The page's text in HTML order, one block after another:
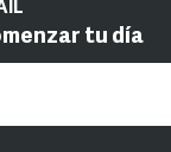
tu día